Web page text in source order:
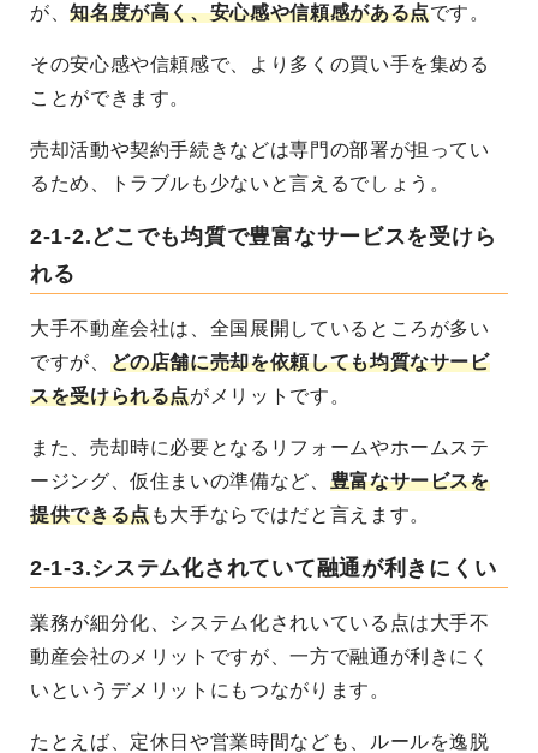
が、知名度が高く、安心感や信頼感がある点です。
その安心感や信頼感で、より多くの買い手を集める
ことができます。
売却活動や契約手続きなどは専門の部署が担ってい
るため、トラブルも少ないと言えるでしょう。
2-1-2.どこでも均質で豊富なサービスを受けら
れる
大手不動産会社は、全国展開しているところが多い
ですが、 どの店舗に売却を依頼しても均質なサービ
スを受けられる点がメリットです。
また、売却時に必要となるリフォームやホームステ
ージング、仮住まいの準備など、 豊富なサービスを
提供できる点も大手ならではだと言えます。
2-1-3.システム化されていて融通が利きにくい
業務が細分化、システム化されいている点は大手不
動産会社のメリットですが、一方で融通が利きにく
いというデメリットにもつながります。
たとえば、定休日や営業時間なども、ルールを逸脱